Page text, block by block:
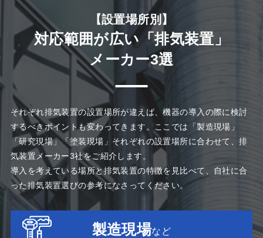
【設置場所別】
対応範囲が広い「排気装置」
メーカー3選
それぞれ排気装置の設置場所が違えば、機器の導入の際に検討
するべきポイントも変わってきます。ここでは「製造現場」
「研究現場」「塗装現場」それぞれの設置場所に合わせて、排
気装置メーカー3社をご紹介します。
導入を考えている場所と排気装置の特徴を見比べて、自社に合
った排気装置選びの参考になさってください。
製造現場など